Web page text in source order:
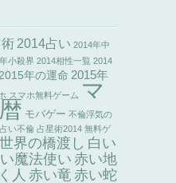
2014占い 2014年中
小殺界 2014相性一覧 2014
2015年の運命 2015年
スマホ無料ゲーム マ
モバゲー 不倫浮気の
占い不倫 占星術2014 無料ゲ
界の橋渡し 白い
魔法使い 赤い地
人 赤い竜 赤い蛇